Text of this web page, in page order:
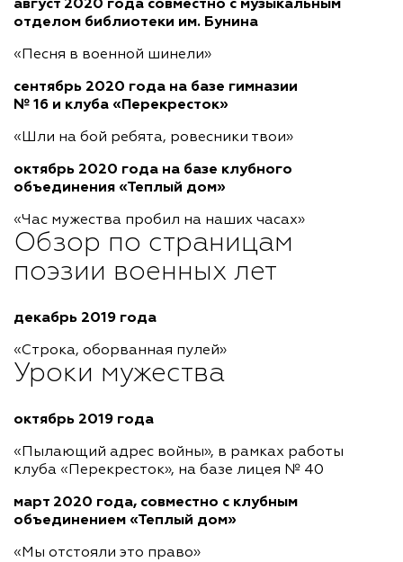
август 2020 года совместно с музыкальным
отделом библиотеки им. Бунина
«Песня в военной шинели»
сентябрь 2020 года на базе гимназии
№ 16 и клуба «Перекресток»
«Шли на бой ребята, ровесники твои»
октябрь 2020 года на базе клубного
объединения «Теплый дом»
«Час мужества пробил на наших часах»
Обзор по страницам
поэзии военных лет
декабрь 2019 года
«Строка, оборванная пулей»
Уроки мужества
октябрь 2019 года
«Пылающий адрес войны», в рамках работы
клуба «Перекресток», на базе лицея № 40
март 2020 года, совместно с клубным
объединением «Теплый дом»
«Мы отстояли это право»